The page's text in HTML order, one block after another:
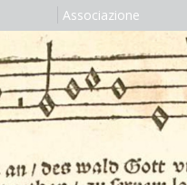
Associazione